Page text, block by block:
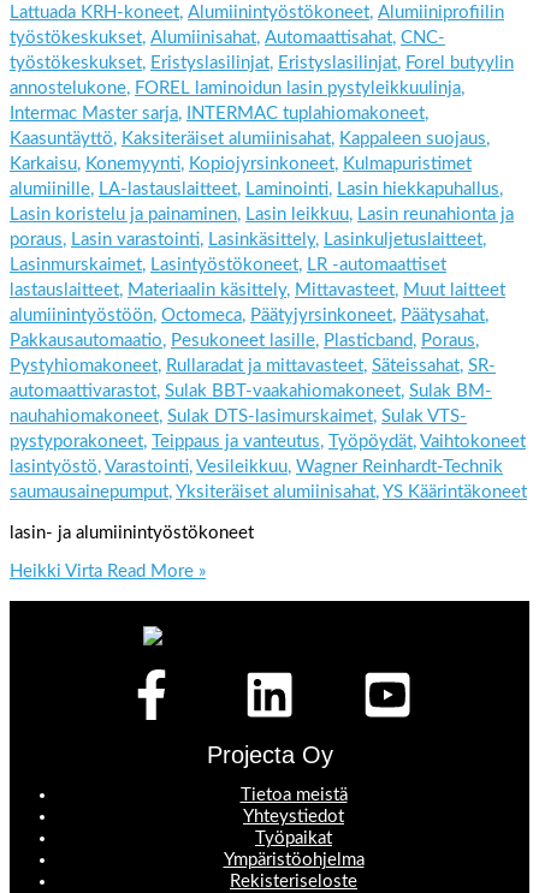
Lattuada KRH-koneet, Alumiinintyöstökoneet, Alumiiniprofiilin
työstökeskukset, Alumiinisahat, Automaattisahat, CNC-
työstökeskukset, Eristyslasilinjat, Eristyslasilinjat, Forel butyylin
annostelukone, FOREL laminoidun lasin pystyleikkuulinja,
Intermac Master sarja, INTERMAC tuplahiomakoneet,
Kaasuntäyttö, Kaksiteräiset alumiinisahat, Kappaleen suojaus,
Karkaisu, Konemyynti, Kopiojyrsinkoneet, Kulmapuristimet
alumiinille, LA-lastauslaitteet, Laminointi, Lasin hiekkapuhallus,
Lasin koristelu ja painaminen, Lasin leikkuu, Lasin reunahionta ja
poraus, Lasin varastointi, Lasinkäsittely, Lasinkuljetuslaitteet,
Lasinmurskaimet, Lasintyöstökoneet, LR -automaattiset
lastauslaitteet, Materiaalin käsittely, Mittavasteet, Muut laitteet
alumiinintyöstöön, Octomeca, Päätyjyrsinkoneet, Päätysahat,
Pakkausautomaatio, Pesukoneet lasille, Plasticband, Poraus,
Pystyhiomakoneet, Rullaradat ja mittavasteet, Säteissahat, SR-
automaattivarastot, Sulak BBT-vaakahiomakoneet, Sulak BM-
nauhahiomakoneet, Sulak DTS-lasimurskaimet, Sulak VTS-
pystyporakoneet, Teippaus ja vanteutus, Työpöydät, Vaihtokoneet
lasintyöstö, Varastointi, Vesileikkuu, Wagner Reinhardt-Technik
saumausainepumput, Yksiteräiset alumiinisahat, YS Käärintäkoneet
lasin- ja alumiinintyöstökoneet
Heikki Virta Read More »
Projecta Oy
Tietoa meistä
Yhteystiedot
Työpaikat
Ympäristöohjelma
Rekisteriseloste